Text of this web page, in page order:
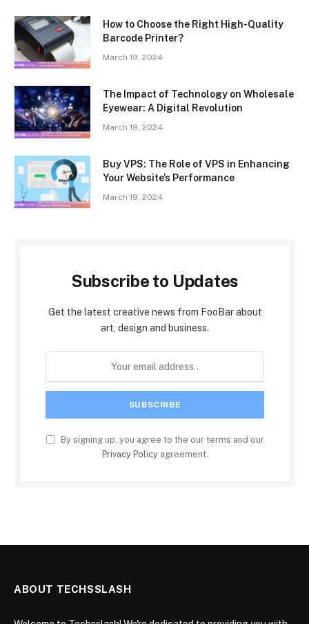
How to Choose the Right High-Quality
Barcode Printer?
March 19, 2024
The Impact of Technology on Wholesale
Eyewear: A Digital Revolution
March 19, 2024
Buy VPS: The Role of VPS in Enhancing
Your Website’s Performance
March 19, 2024
Subscribe to Updates
Get the latest creative news from FooBar about
art, design and business.
By signing up, you agree to the our terms and our
Privacy Policyagreement.
ABOUT TECHSSLASH